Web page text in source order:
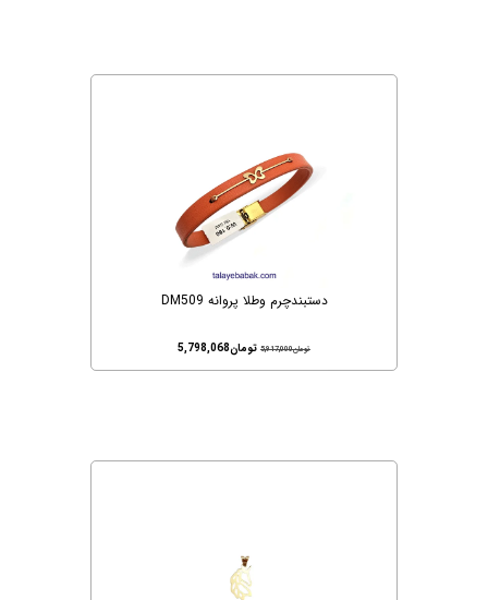
دستبندچرم وطلا پروانه DM509
تومان5,917,000 تومان5,798,068